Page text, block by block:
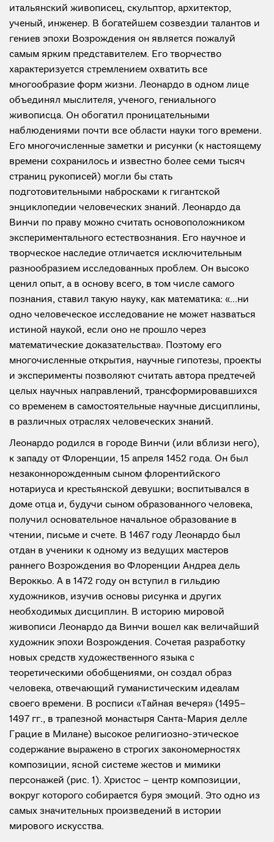
итальянский живописец, скульптор, архитектор,
ученый, инженер. В богатейшем созвездии талантов и
гениев эпохи Возрождения он является пожалуй
самым ярким представителем. Его творчество
характеризуется стремлением охватить все
многообразие форм жизни. Леонардо в одном лице
объединял мыслителя, ученого, гениального
живописца. Он обогатил проницательными
наблюдениями почти все области науки того времени.
Его многочисленные заметки и рисунки (к настоящему
времени сохранилось и известно более семи тысяч
страниц рукописей) могли бы стать
подготовительными набросками к гигантской
энциклопедии человеческих знаний. Леонардо да
Винчи по праву можно считать основоположником
экспериментального естествознания. Его научное и
творческое наследие отличается исключительным
разнообразием исследованных проблем. Он высоко
ценил опыт, а в основу всего, в том числе самого
познания, ставил такую науку, как математика: «...ни
одно человеческое исследование не может назваться
истиной наукой, если оно не прошло через
математические доказательства». Поэтому его
многочисленные открытия, научные гипотезы, проекты
и эксперименты позволяют считать автора предтечей
целых научных направлений, трансформировавшихся
со временем в самостоятельные научные дисциплины,
в различных отраслях человеческих знаний.
Леонардо родился в городе Винчи (или вблизи него),
к западу от Флоренции, 15 апреля 1452 года. Он был
незаконнорожденным сыном флорентийского
нотариуса и крестьянской девушки; воспитывался в
доме отца и, будучи сыном образованного человека,
получил основательное начальное образование в
чтении, письме и счете. В 1467 году Леонардо был
отдан в ученики к одному из ведущих мастеров
раннего Возрождения во Флоренции Андреа дель
Вероккьо. А в 1472 году он вступил в гильдию
художников, изучив основы рисунка и других
необходимых дисциплин. В историю мировой
живописи Леонардо да Винчи вошел как величайший
художник эпохи Возрождения. Сочетая разработку
новых средств художественного языка с
теоретическими обобщениями, он создал образ
человека, отвечающий гуманистическим идеалам
своего времени. В росписи «Тайная вечеря» (1495–
1497 гг., в трапезной монастыря Санта-Мария делле
Грацие в Милане) высокое религиозно-этическое
содержание выражено в строгих закономерностях
композиции, ясной системе жестов и мимики
персонажей (рис. 1). Христос – центр композиции,
вокруг которого собирается буря эмоций. Это одно из
самых значительных произведений в истории
мирового искусства.